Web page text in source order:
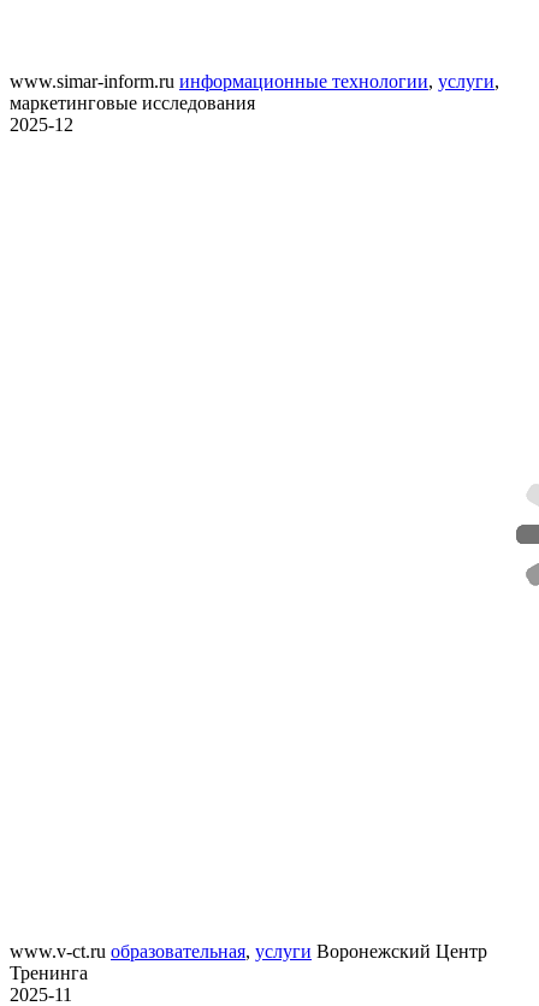
www.simar-inform.ru информационные технологии, услуги,
маркетинговые исследования
2025-12
www.v-ct.ru образовательная, услуги Воронежский Центр
Тренинга
2025-11